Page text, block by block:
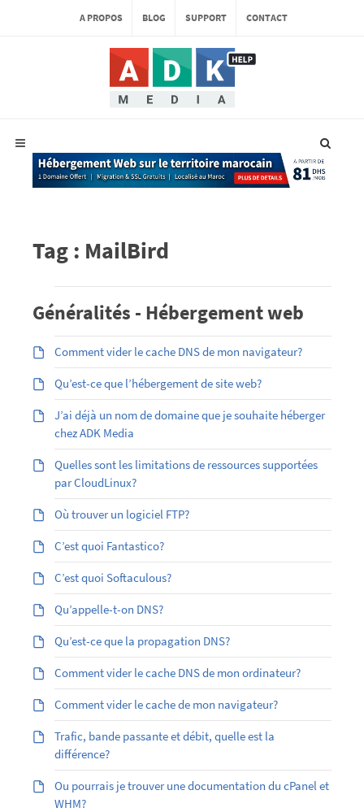
A PROPOS BLOG SUPPORT CONTACT
Tag : MailBird
Généralités - Hébergement web
Comment vider le cache DNS de mon navigateur?
Qu’est-ce que l’hébergement de site web?
J’ai déjà un nom de domaine que je souhaite héberger
chez ADK Media
Quelles sont les limitations de ressources supportées
par CloudLinux?
Où trouver un logiciel FTP?
C’est quoi Fantastico?
C’est quoi Softaculous?
Qu’appelle-t-on DNS?
Qu’est-ce que la propagation DNS?
Comment vider le cache DNS de mon ordinateur?
Comment vider le cache de mon navigateur?
Trafic, bande passante et débit, quelle est la
différence?
Ou pourrais je trouver une documentation du cPanel et
WHM?